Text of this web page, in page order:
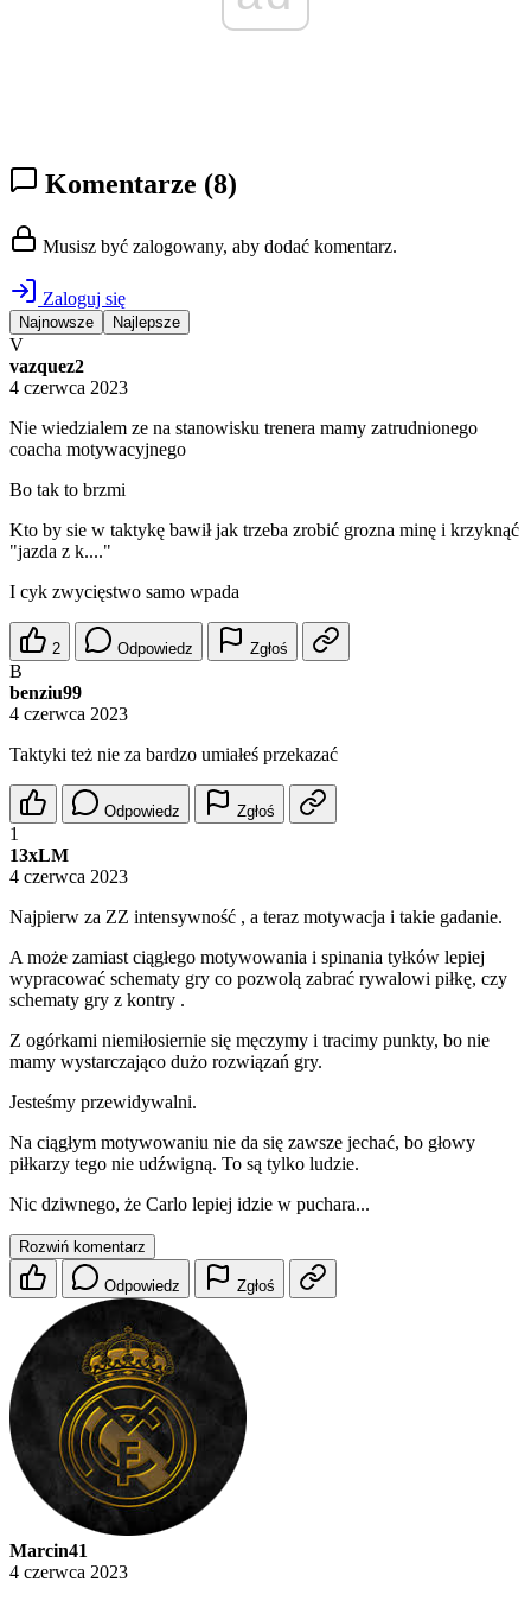
Komentarze (8)
Musisz być zalogowany, aby dodać komentarz.
Zaloguj się
Najnowsze Najlepsze
V
vazquez2
4 czerwca 2023
Nie wiedzialem ze na stanowisku trenera mamy zatrudnionego
coacha motywacyjnego
Bo tak to brzmi
Kto by sie w taktykę bawił jak trzeba zrobić grozna minę i krzyknąć
"jazda z k...."
I cyk zwycięstwo samo wpada
2 Odpowiedz Zgłoś
B
benziu99
4 czerwca 2023
Taktyki też nie za bardzo umiałeś przekazać
Odpowiedz Zgłoś
1
13xLM
4 czerwca 2023
Najpierw za ZZ intensywność , a teraz motywacja i takie gadanie.
A może zamiast ciągłego motywowania i spinania tyłków lepiej
wypracować schematy gry co pozwolą zabrać rywalowi piłkę, czy
schematy gry z kontry .
Z ogórkami niemiłosiernie się męczymy i tracimy punkty, bo nie
mamy wystarczająco dużo rozwiązań gry.
Jesteśmy przewidywalni.
Na ciągłym motywowaniu nie da się zawsze jechać, bo głowy
piłkarzy tego nie udźwigną. To są tylko ludzie.
Nic dziwnego, że Carlo lepiej idzie w puchara...
Rozwiń komentarz
Odpowiedz Zgłoś
Marcin41
4 czerwca 2023